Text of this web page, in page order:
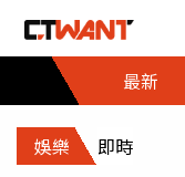
最新
娛樂 即時